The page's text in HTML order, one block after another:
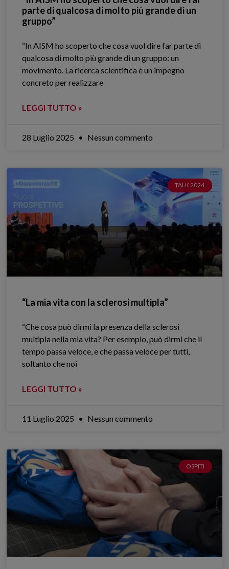
parte di qualcosa di molto più grande di un
gruppo”
“In AISM ho scoperto che cosa vuol dire far parte di
qualcosa di molto più grande di un gruppo: un
movimento. La ricerca scientifica è un impegno
concreto per realizzare
LEGGI TUTTO »
28 Luglio 2025 Nessun commento
TALK 2024
“La mia vita con la sclerosi multipla”
“Che cosa può dirmi la presenza della sclerosi
multipla nella mia vita? Per esempio, può dirmi che il
tempo passa veloce, e che passa veloce per tutti,
soltanto che noi
LEGGI TUTTO »
11 Luglio 2025 Nessun commento
OSPITI